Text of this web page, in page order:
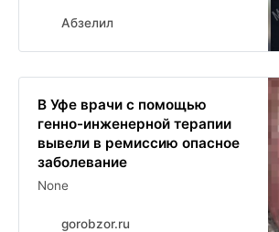
Абзелил
В Уфе врачи с помощью
генно-инженерной терапии
вывели в ремиссию опасное
заболевание
None
gorobzor.ru